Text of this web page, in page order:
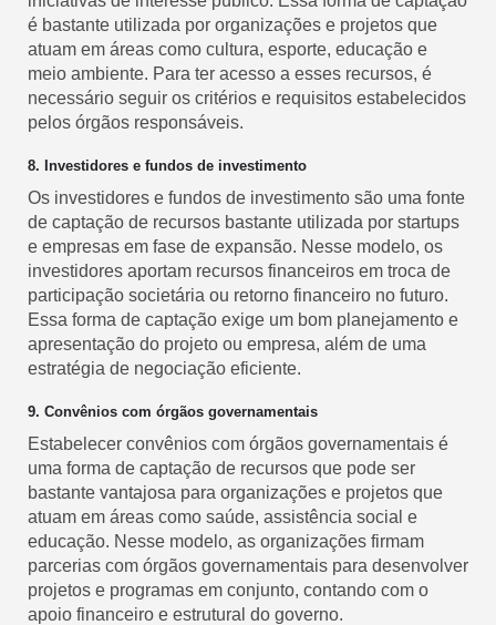
é bastante utilizada por organizações e projetos que
atuam em áreas como cultura, esporte, educação e
meio ambiente. Para ter acesso a esses recursos, é
necessário seguir os critérios e requisitos estabelecidos
pelos órgãos responsáveis.
8. Investidores e fundos de investimento
Os investidores e fundos de investimento são uma fonte
de captação de recursos bastante utilizada por startups
e empresas em fase de expansão. Nesse modelo, os
investidores aportam recursos financeiros em troca de
participação societária ou retorno financeiro no futuro.
Essa forma de captação exige um bom planejamento e
apresentação do projeto ou empresa, além de uma
estratégia de negociação eficiente.
9. Convênios com órgãos governamentais
Estabelecer convênios com órgãos governamentais é
uma forma de captação de recursos que pode ser
bastante vantajosa para organizações e projetos que
atuam em áreas como saúde, assistência social e
educação. Nesse modelo, as organizações firmam
parcerias com órgãos governamentais para desenvolver
projetos e programas em conjunto, contando com o
apoio financeiro e estrutural do governo.